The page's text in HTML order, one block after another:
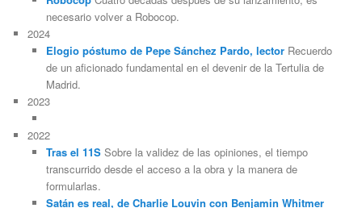
necesario volver a Robocop.
2024
Elogio póstumo de Pepe Sánchez Pardo, lectorRecuerdo
de un aficionado fundamental en el devenir de la Tertulia de
Madrid.
2023
2022
Tras el 11SSobre la validez de las opiniones, el tiempo
transcurrido desde el acceso a la obra y la manera de
formularlas.
Satán es real, de Charlie Louvin con Benjamin Whitmer